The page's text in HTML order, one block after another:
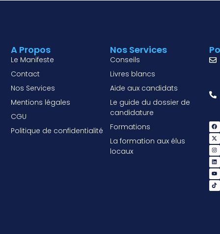
Nos Services
Conseils
Livres blancs
Aide aux candidats
Le guide du dossier de
candidature
Formations
La formation aux élus
locaux
A Propos
Le Manifeste
Contact
Nos Services
Mentions légales
CGU
Politique de confidentialité